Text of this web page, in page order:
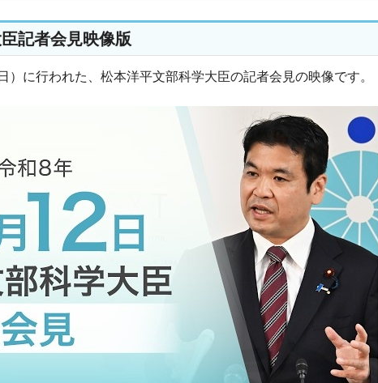
記者会見映像版
）に行われた、松本洋平文部科学大臣の記者会見の映像です。